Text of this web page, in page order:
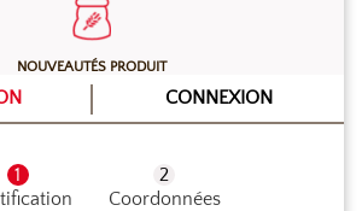
NOUVEAUTÉS PRODUIT
CONNEXION
Coordonnées